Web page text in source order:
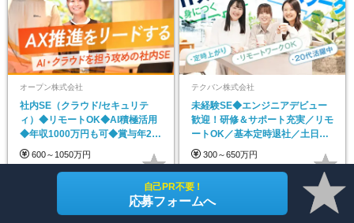
自己PR不要！
応募フォームへ
オープン株式会社
社内SE（クラウド/セキュリテ
ィ）◆リモートOK◆AI積極活用
◆年収1000万円も可◆賞与年2回
◆住宅手当あり
600～1050万円
テクバン株式会社
未経験SE◆エンジニアデビュー
歓迎！研修＆サポート充実／リモ
ートOK／基本定時退社／土日祝
休み／賞与年2回
300～650万円